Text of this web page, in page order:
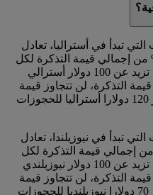
تبدأ في أستراليا، تعادل
الرسوم الإضافية 0.91% من إجمالي قيمة التذكرة لكل
مسافر بالنسبة للدفعات التي تزيد عن 100 دولار أسترالي
التذكرة، لن تتجاوز قيمة
الرسوم الإضافية لكل مسافر 120 دولارا أستراليا للحجوزات
تبدأ في نيوزيلندا، تعادل
الإضافية 1.5% من إجمالي قيمة التذكرة لكل
مسافر بالنسبة للدفعات التي تزيد عن 100 دولار نيوزيلندي
التذكرة، لن تتجاوز قيمة
الرسوم الإضافية لكل مسافر 70 دولارا نيوزيلنديا للحجوزات